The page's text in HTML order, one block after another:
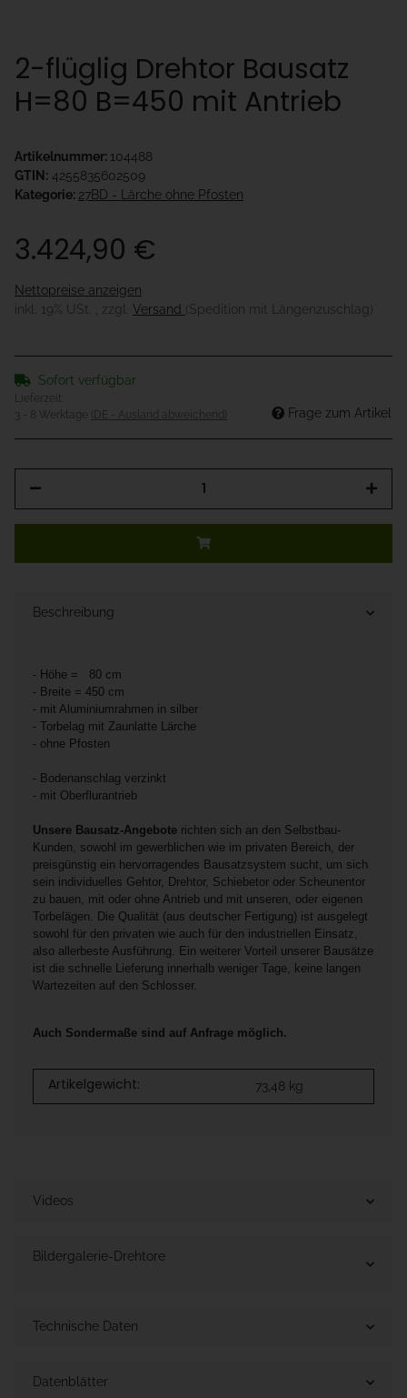
2-flüglig Drehtor Bausatz
H=80 B=450 mit Antrieb
Artikelnummer: 104488
GTIN: 4255835602509
Kategorie: 27BD - Lärche ohne Pfosten
3.424,90 €
Nettopreise anzeigen
inkl. 19% USt. , zzgl. Versand (Spedition mit Längenzuschlag)
Sofort verfügbar
Lieferzeit:
3 - 8 Werktage
(DE - Ausland abweichend) Frage zum Artikel
Beschreibung
- Höhe = 80 cm
- Breite = 450 cm
- mit Aluminiumrahmen in silber
- Torbelag mit Zaunlatte Lärche
- ohne Pfosten
- Bodenanschlag verzinkt
- mit Oberflurantrieb
Unsere Bausatz-Angebote richten sich an den Selbstbau-
Kunden, sowohl im gewerblichen wie im privaten Bereich, der
preisgünstig ein hervorragendes Bausatzsystem sucht, um sich
sein individuelles Gehtor, Drehtor, Schiebetor oder Scheunentor
zu bauen, mit oder ohne Antrieb und mit unseren, oder eigenen
Torbelägen. Die Qualität (aus deutscher Fertigung) ist ausgelegt
sowohl für den privaten wie auch für den industriellen Einsatz,
also allerbeste Ausführung. Ein weiterer Vorteil unserer Bausätze
ist die schnelle Lieferung innerhalb weniger Tage, keine langen
Wartezeiten auf den Schlosser.
Auch Sondermaße sind auf Anfrage möglich.
Artikelgewicht: 73,48 kg
Videos
Bildergalerie-Drehtore
Technische Daten
Datenblätter